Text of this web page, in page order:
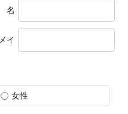
名
メイ
女性